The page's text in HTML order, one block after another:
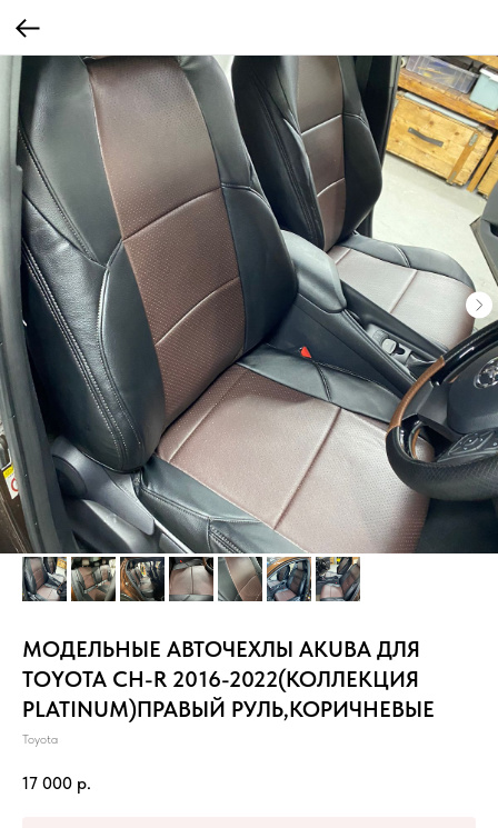
МОДЕЛЬНЫЕ АВТОЧЕХЛЫ AKUBA ДЛЯ
TOYOTA CH-R 2016-2022(КОЛЛЕКЦИЯ
PLATINUM)ПРАВЫЙ РУЛЬ,КОРИЧНЕВЫЕ
Toyota
17 000 р.